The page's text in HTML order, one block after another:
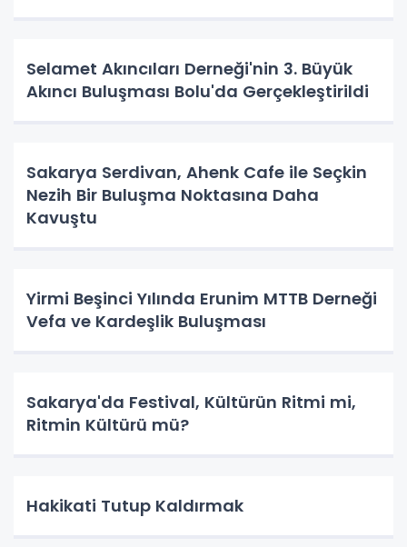
Selamet Akıncıları Derneği'nin 3. Büyük
Akıncı Buluşması Bolu'da Gerçekleştirildi
Sakarya Serdivan, Ahenk Cafe ile Seçkin
Nezih Bir Buluşma Noktasına Daha
Kavuştu
Yirmi Beşinci Yılında Erunim MTTB Derneği
Vefa ve Kardeşlik Buluşması
Sakarya'da Festival, Kültürün Ritmi mi,
Ritmin Kültürü mü?
Hakikati Tutup Kaldırmak